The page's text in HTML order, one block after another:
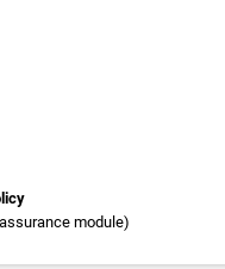
module)